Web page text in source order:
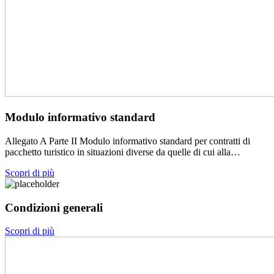
Modulo informativo standard
Allegato A Parte II Modulo informativo standard per contratti di
pacchetto turistico in situazioni diverse da quelle di cui alla…
Scopri di più
Condizioni generali
Scopri di più